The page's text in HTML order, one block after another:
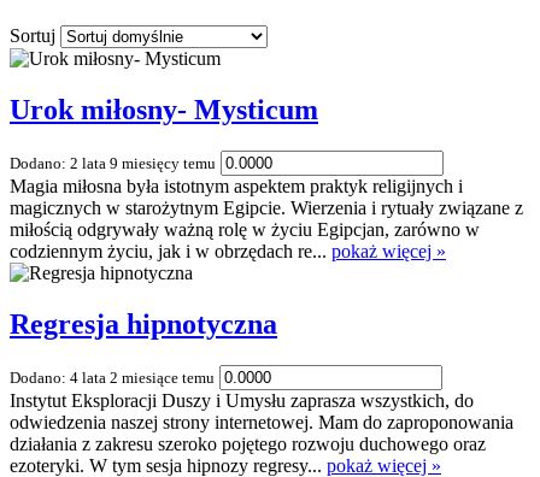
Sortuj
Urok miłosny- Mysticum
Dodano: 2 lata 9 miesięcy temu
Magia miłosna była istotnym aspektem praktyk religijnych i
magicznych w starożytnym Egipcie. Wierzenia i rytuały związane z
miłością odgrywały ważną rolę w życiu Egipcjan, zarówno w
codziennym życiu, jak i w obrzędach re... pokaż więcej »
Regresja hipnotyczna
Dodano: 4 lata 2 miesiące temu
Instytut Eksploracji Duszy i Umysłu zaprasza wszystkich, do
odwiedzenia naszej strony internetowej. Mam do zaproponowania
działania z zakresu szeroko pojętego rozwoju duchowego oraz
ezoteryki. W tym sesja hipnozy regresy... pokaż więcej »